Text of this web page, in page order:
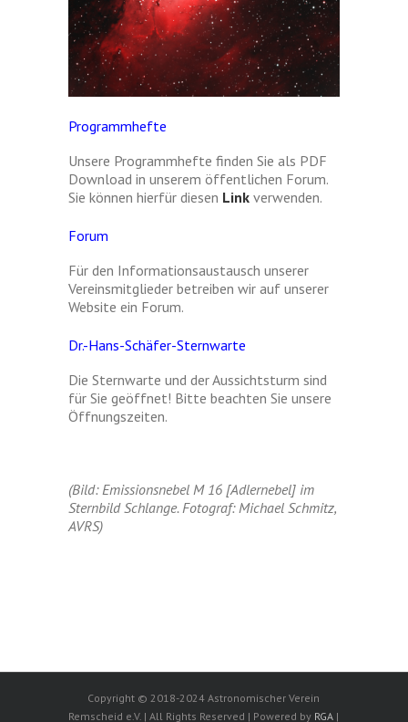
Programmhefte
Unsere Programmhefte finden Sie als PDF
Download in unserem öffentlichen Forum.
Sie können hierfür diesen Linkverwenden.
Forum
Für den Informationsaustausch unserer
Vereinsmitglieder betreiben wir auf unserer
Website ein Forum.
Dr.-Hans-Schäfer-Sternwarte
Die Sternwarte und der Aussichtsturm sind
für Sie geöffnet! Bitte beachten Sie unsere
Öffnungszeiten.
(Bild: Emissionsnebel M 16 [Adlernebel] im
Sternbild Schlange. Fotograf: Michael Schmitz,
AVRS)
Copyright © 2018-2024 Astronomischer Verein
Remscheid e.V. | All Rights Reserved | Powered by RGA |